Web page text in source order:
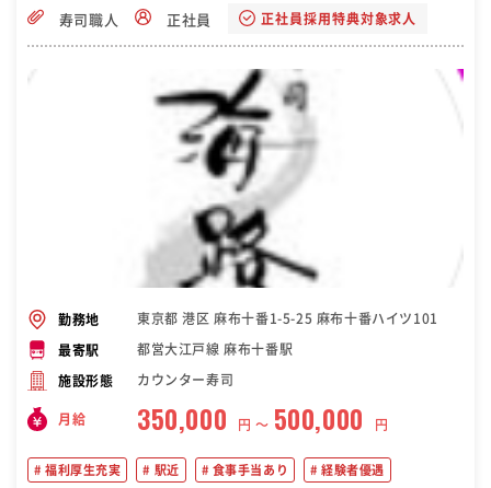
寿司職人 正社員 正社員採用特典対象求人
勤務地 東京都 港区 麻布十番1-5-25 麻布十番ハイツ101
最寄駅 都営大江戸線 麻布十番駅
施設形態 カウンター寿司
月給 350,000 円 〜 500,000 円
福利厚生充実 駅近 食事手当あり 経験者優遇